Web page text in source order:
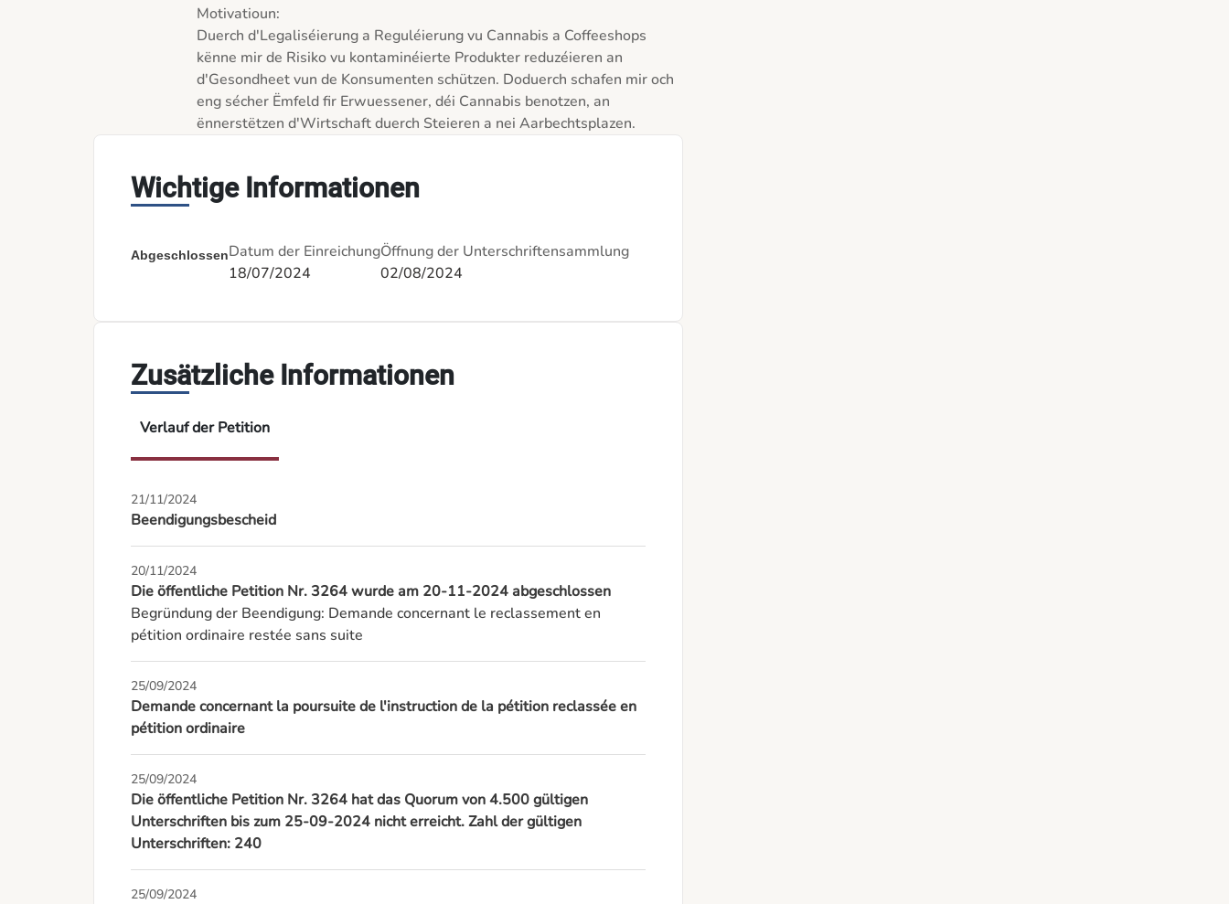
Motivatioun:
Duerch d'Legaliséierung a Reguléierung vu Cannabis a Coffeeshops
kënne mir de Risiko vu kontaminéierte Produkter reduzéieren an
d'Gesondheet vun de Konsumenten schützen. Doduerch schafen mir och
eng sécher Ëmfeld fir Erwuessener, déi Cannabis benotzen, an
ënnerstëtzen d'Wirtschaft duerch Steieren a nei Aarbechtsplazen.
Wichtige Informationen
AbgeschlossenDatum der Einreichung
18/07/2024
Öffnung der Unterschriftensammlung
02/08/2024
Zusätzliche Informationen
Verlauf der Petition
21/11/2024
Beendigungsbescheid
20/11/2024
Die öffentliche Petition Nr. 3264 wurde am 20-11-2024 abgeschlossen
Begründung der Beendigung: Demande concernant le reclassement en
pétition ordinaire restée sans suite
25/09/2024
Demande concernant la poursuite de l'instruction de la pétition reclassée en
pétition ordinaire
25/09/2024
Die öffentliche Petition Nr. 3264 hat das Quorum von 4.500 gültigen
Unterschriften bis zum 25-09-2024 nicht erreicht. Zahl der gültigen
Unterschriften: 240
25/09/2024